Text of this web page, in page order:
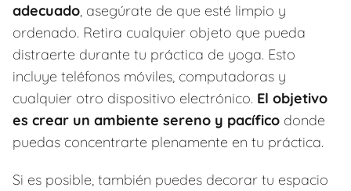
adecuado, asegúrate de que esté limpio y
ordenado. Retira cualquier objeto que pueda
distraerte durante tu práctica de yoga. Esto
incluye teléfonos móviles, computadoras y
cualquier otro dispositivo electrónico. El objetivo
es crear un ambiente sereno y pacífico donde
puedas concentrarte plenamente en tu práctica.
Si es posible, también puedes decorar tu espacio